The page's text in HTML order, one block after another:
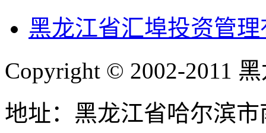
黑龙江省汇埠投资管
Copyright © 2002-2011
地址：黑龙江省哈尔滨